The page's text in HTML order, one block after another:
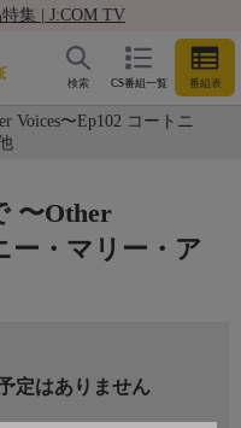
集 | J:COM TV
CS番組一覧 番組表
検索
Voices〜Ep102 コートニ
〜Other
ー・マリー・ア
定はありません